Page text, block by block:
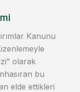
Kanunu
olarak
bu
elde ettikleri